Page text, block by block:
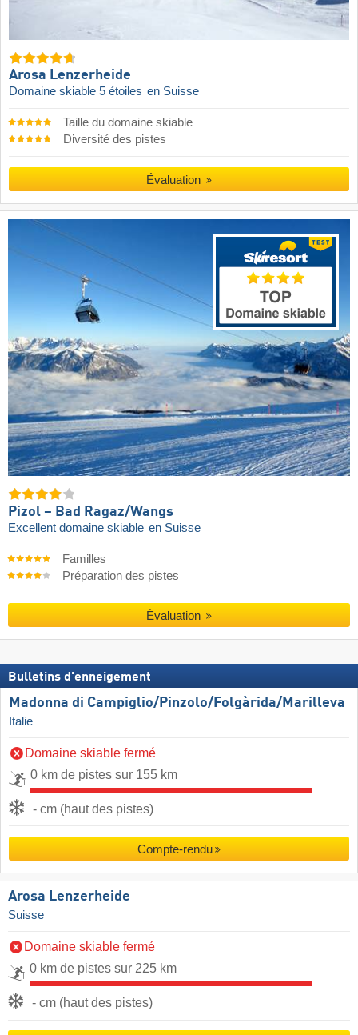
Arosa Lenzerheide
Domaine skiable 5 étoiles en Suisse
Taille du domaine skiable
Diversité des pistes
Évaluation
Pizol – Bad Ragaz/​Wangs
Excellent domaine skiable en Suisse
Familles
Préparation des pistes
Évaluation
Bulletins d'enneigement
Madonna di Campiglio/​Pinzolo/​Folgàrida/​Marilleva
Italie
Domaine skiable fermé
0 km de pistes sur 155 km
- cm (haut des pistes)
Compte-rendu
Arosa Lenzerheide
Suisse
Domaine skiable fermé
0 km de pistes sur 225 km
- cm (haut des pistes)